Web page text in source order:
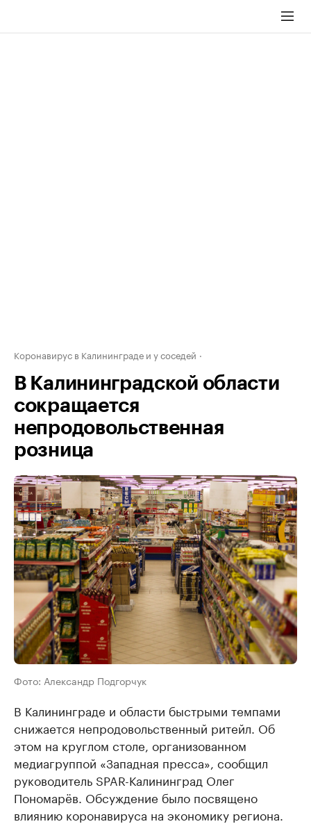
Коронавирус в Калининграде и у соседей
В Калининградской области
сокращается
непродовольственная
розница
Фото: Александр Подгорчук
В Калининграде и области быстрыми темпами
снижается непродовольственный ритейл. Об
этом на круглом столе, организованном
медиагруппой «Западная пресса», сообщил
руководитель SPAR-Калининград Олег
Пономарёв. Обсуждение было посвящено
влиянию коронавируса на экономику региона.